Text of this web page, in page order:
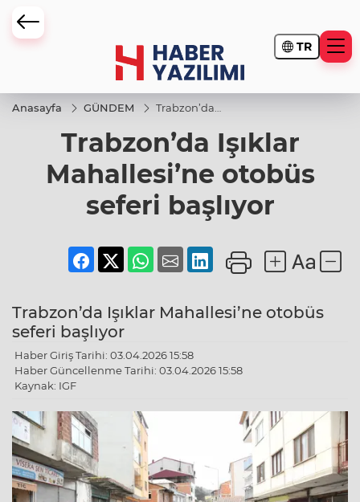
TR
Anasayfa GÜNDEM
Trabzon’da
Mahallesi’ne
otobüs seferi
Trabzon’da Işıklar
Mahallesi’ne otobüs
seferi başlıyor
Trabzon’da Işıklar Mahallesi’ne otobüs
seferi başlıyor
Haber Giriş Tarihi: 03.04.2026 15:58
Haber Güncellenme Tarihi: 03.04.2026 15:58
Kaynak: IGF